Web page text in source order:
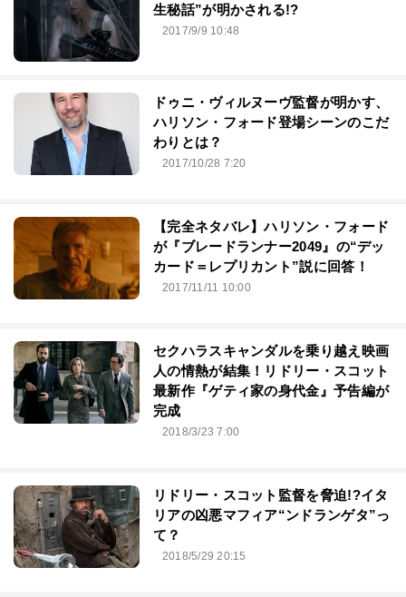
生秘話”が明かされる!?
2017/9/9 10:48
ドゥニ・ヴィルヌーヴ監督が明かす、
ハリソン・フォード登場シーンのこだ
わりとは？
2017/10/28 7:20
【完全ネタバレ】ハリソン・フォード
が『ブレードランナー2049』の“デッ
カード＝レプリカント”説に回答！
2017/11/11 10:00
セクハラスキャンダルを乗り越え映画
人の情熱が結集！リドリー・スコット
最新作『ゲティ家の身代金』予告編が
完成
2018/3/23 7:00
リドリー・スコット監督を脅迫!?イタ
リアの凶悪マフィア“ンドランゲタ”っ
て？
2018/5/29 20:15